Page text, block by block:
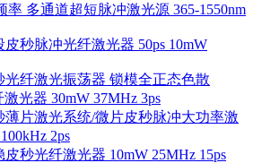
率 多通道超短脉冲激光源 365-1550nm
皮秒脉冲光纤激光器 50ps 10mW
光纤激光振荡器 锁模全正态色散
光器 30mW 37MHz 3ps
薄片激光系统/微片皮秒脉冲大功率激
2ps
皮秒光纤激光器 10mW 25MHz 15ps